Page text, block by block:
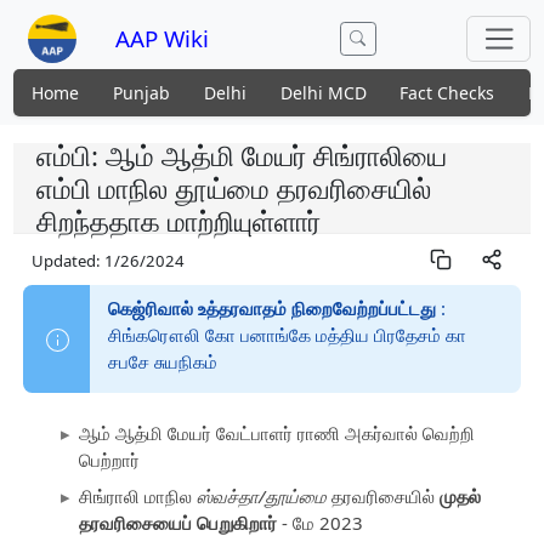
AAP Wiki
Home Punjab Delhi Delhi MCD Fact Checks
எம்பி: ஆம் ஆத்மி மேயர் சிங்ராலியை
எம்பி மாநில தூய்மை தரவரிசையில்
சிறந்ததாக மாற்றியுள்ளார்
Updated: 1/26/2024
கெஜ்ரிவால் உத்தரவாதம் நிறைவேற்றப்பட்டது:
சிங்கரௌலி கோ பனாங்கே மத்திய பிரதேசம் கா
சபசே சுயநிகம்
ஆம் ஆத்மி மேயர் வேட்பாளர் ராணி அகர்வால் வெற்றி
பெற்றார்
சிங்ராலி மாநிலஸ்வச்தா/தூய்மை தரவரிசையில்முதல்
தரவரிசையைப் பெறுகிறார் - மே 2023